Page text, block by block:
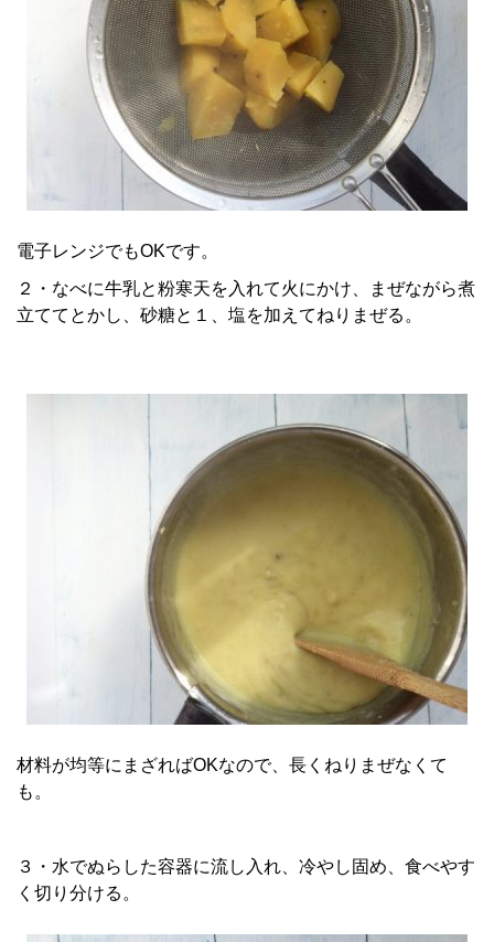
電子レンジでもOKです。
２・なべに牛乳と粉寒天を入れて火にかけ、まぜながら煮
立ててとかし、砂糖と１、塩を加えてねりまぜる。
材料が均等にまざればOKなので、長くねりまぜなくて
も。
３・水でぬらした容器に流し入れ、冷やし固め、食べやす
く切り分ける。